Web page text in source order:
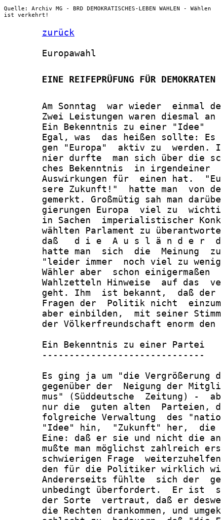
Quelle: Archiv MG - BRD DEMOKRATISCHES-LEBEN WAHLEN - Wählen
ist verkehrt!
zurück
       Europawahl
       EINE REIFEPRÜFUNG FÜR DEMOKRATEN
Am Sonntag  war wieder  einmal
Zwei Leistungen waren diesmal an
       Ein Bekenntnis zu einer "Idee"
Egal, was  das heißen sollte:
gen "Europa"  aktiv zu  werden.
nier durfte  man sich über die
ches Bekenntnis  in irgendeiner
Auswirkungen für  einen hat.
sere Zukunft!"  hatte man  von
gemerkt. Großmütig sah man
gierungen Europa  viel zu
in Sachen  imperialistischer
wählten Parlament zu
daß   d i e  A u s l ä n d e r
hatte man  sich  die  Meinung
"leider immer  noch viel zu
Wähler aber  schon einigermaßen
Wahlzetteln Hinweise  auf das
geht. Ihm  ist bekannt,  daß
Fragen der  Politik nicht
aber einbilden,  mit seiner
der Völkerfreundschaft enorm den
       Ein Bekenntnis zu einer Partei
       ------------------------------
Es ging ja um "die Vergrößerung
gegenüber der  Neigung der
mus" (Süddeutsche  Zeitung) -
nur die  guten alten  Parteien,
folgreiche Verwaltung  des
"Idee" hin,  "Zukunft" her,
Eine: daß er sie und nicht die
mußte man möglichst zahlreich
schwierigen Frage
den für die Politiker wirklich
Andererseits fühlte  sich der
unbedingt überfordert.  Er ist
der Sorte  vertraut, daß er
die Rechten drankommen, und